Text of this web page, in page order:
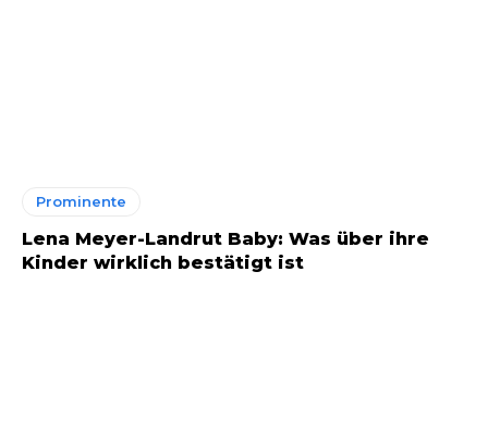
Prominente
Lena Meyer-Landrut Baby: Was über ihre
Kinder wirklich bestätigt ist